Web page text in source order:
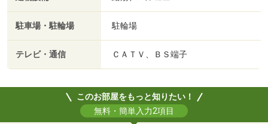
駐車場・駐輪場 駐輪場
テレビ・通信 ＣＡＴＶ、ＢＳ端子
このお部屋をもっと知りたい！
無料・簡単入力2項目